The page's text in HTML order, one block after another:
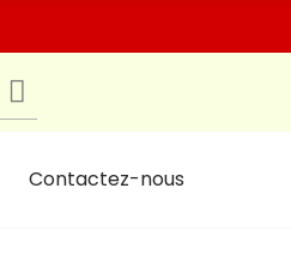
Contactez-nous